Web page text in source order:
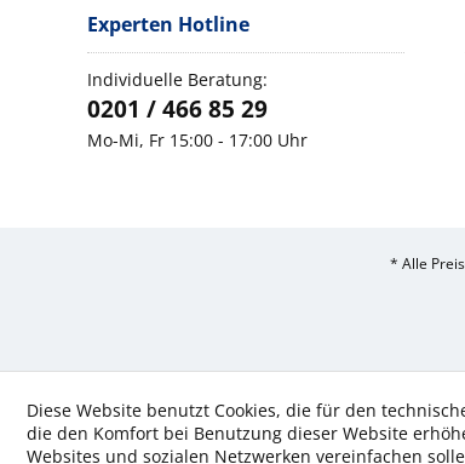
Experten Hotline
Individuelle Beratung:
0201 / 466 85 29
Mo-Mi, Fr 15:00 - 17:00 Uhr
* Alle
Diese Website benutzt Cookies, die für den
die den Komfort bei Benutzung dieser Website
Websites und sozialen Netzwerken vereinfachen